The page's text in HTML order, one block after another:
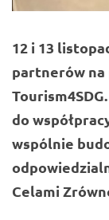
12 i 13
partnerów
do
wspólnie
Celami